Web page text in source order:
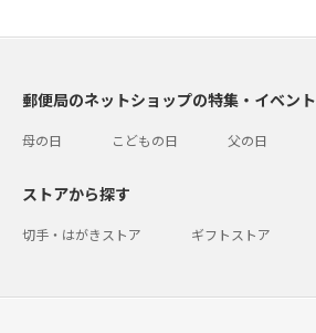
郵便局のネットショップの特集・イベント
母の日 こどもの日 父の日
ストアから探す
切手・はがきストア ギフトストア